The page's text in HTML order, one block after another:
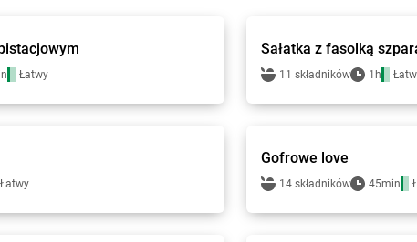
Łatwy
Sałatka z fasolką
11 składników 1h
Łatwy
bi1 - przepisy
Gofrowe love
14 składników 45min
bi1 - przepisy